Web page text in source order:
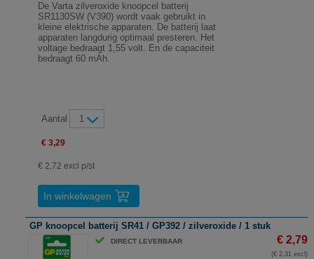
De Varta zilveroxide knoopcel batterij
SR1130SW (V390) wordt vaak gebruikt in
kleine elektrische apparaten. De batterij laat
apparaten langdurig optimaal presteren. Het
voltage bedraagt 1,55 volt. En de capaciteit
bedraagt 60 mAh.
Aantal 1
€ 3,29
€ 2,72 excl p/st
In winkelwagen
GP knoopcel batterij SR41 / GP392 / zilveroxide / 1 stuk
DIRECT LEVERBAAR € 2,79
(€ 2,31 excl)